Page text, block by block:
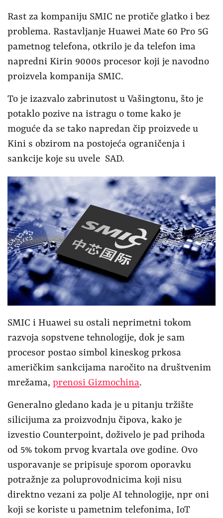
Rast za kompaniju SMIC ne protiče glatko i bez
problema. Rastavljanje Huawei Mate 60 Pro 5G
pametnog telefona, otkrilo je da telefon ima
napredni Kirin 9000s procesor koji je navodno
proizvela kompanija SMIC.
To je izazvalo zabrinutost u Vašingtonu, što je
potaklo pozive na istragu o tome kako je
moguće da se tako napredan čip proizvede u
Kini s obzirom na postojeća ograničenja i
sankcije koje su uvele SAD.
SMIC i Huawei su ostali neprimetni tokom
razvoja sopstvene tehnologije, dok je sam
procesor postao simbol kineskog prkosa
američkim sankcijama naročito na društvenim
mrežama, prenosi Gizmochina.
Generalno gledano kada je u pitanju tržište
silicijuma za proizvodnju čipova, kako je
izvestio Counterpoint, doživelo je pad prihoda
od 5% tokom prvog kvartala ove godine. Ovo
usporavanje se pripisuje sporom oporavku
potražnje za poluprovodnicima koji nisu
direktno vezani za polje AI tehnologije, npr oni
koji se koriste u pametnim telefonima, IoT